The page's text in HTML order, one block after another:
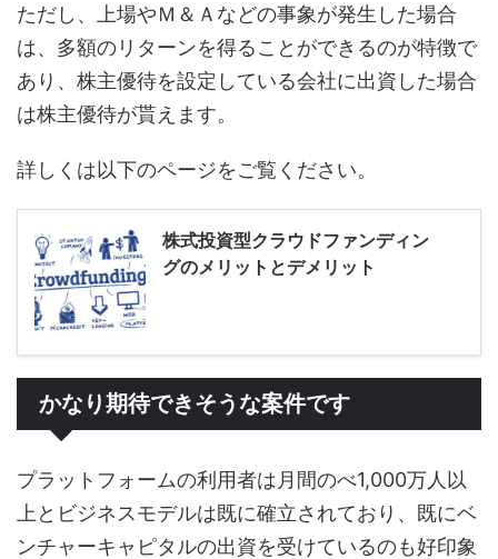
ただし、上場やＭ＆Ａなどの事象が発生した場合
は、多額のリターンを得ることができるのが特徴で
あり、株主優待を設定している会社に出資した場合
は株主優待が貰えます。
詳しくは以下のページをご覧ください。
株式投資型クラウドファンディン
グのメリットとデメリット
かなり期待できそうな案件です
プラットフォームの利用者は月間のべ1,000万人以
上とビジネスモデルは既に確立されており、既にベ
ンチャーキャピタルの出資を受けているのも好印象